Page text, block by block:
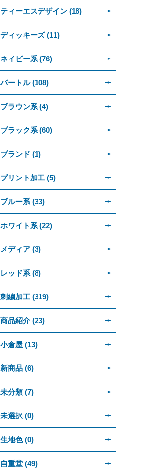
ティーエスデザイン (18)
ディッキーズ (11)
ネイビー系 (76)
バートル (108)
ブラウン系 (4)
ブラック系 (60)
ブランド (1)
プリント加工 (5)
ブルー系 (33)
ホワイト系 (22)
メディア (3)
レッド系 (8)
刺繍加工 (319)
商品紹介 (23)
小倉屋 (13)
新商品 (6)
未分類 (7)
未選択 (0)
生地色 (0)
自重堂 (49)